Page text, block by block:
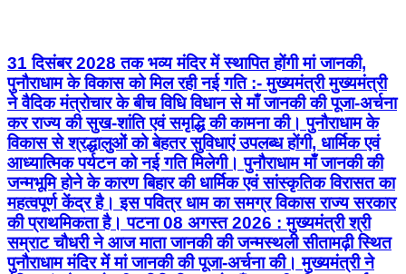
31 दिसंबर 2028 तक भव्य मंदिर में स्थापित होंगी मां जानकी,
पुनौराधाम के विकास को मिल रही नई गति :- मुख्यमंत्री मुख्यमंत्री
ने वैदिक मंत्रोचार के बीच विधि विधान से माँ जानकी की पूजा-अर्चना
कर राज्य की सुख-शांति एवं समृद्धि की कामना की। पुनौराधाम के
विकास से श्रद्धालुओं को बेहतर सुविधाएं उपलब्ध होंगी, धार्मिक एवं
आध्यात्मिक पर्यटन को नई गति मिलेगी। पुनौराधाम माँ जानकी की
जन्मभूमि होने के कारण बिहार की धार्मिक एवं सांस्कृतिक विरासत का
महत्वपूर्ण केंद्र है। इस पवित्र धाम का समग्र विकास राज्य सरकार
की प्राथमिकता है। पटना 08 अगस्त 2026 : मुख्यमंत्री श्री
सम्राट चौधरी ने आज माता जानकी की जन्मस्थली सीतामढ़ी स्थित
पुनौराधाम मंदिर में मां जानकी की पूजा-अर्चना की। मुख्यमंत्री ने